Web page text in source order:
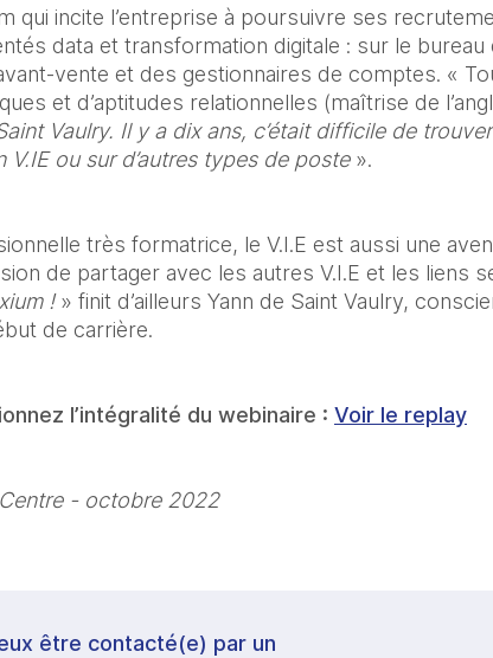
qui incite l’entreprise à poursuivre ses
data et transformation digitale : sur le
vente et des gestionnaires de comptes. «
et d’aptitudes relationnelles (maîtrise de
Vaulry. Il y a dix ans, c’était difficile de
ou sur d’autres types de poste ».
très formatrice, le V.I.E est aussi une
de partager avec les autres V.I.E et les liens
! » finit d’ailleurs Yann de Saint Vaulry,
de carrière.
l’intégralité du webinaire : Voir le replay
- octobre 2022
être contacté(e) par un